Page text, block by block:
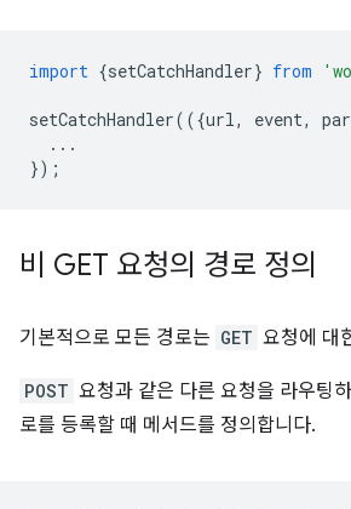
import {setCatchHandler} from
setCatchHandler(({url, event,
...
});
비 GET 요청의 경로 정의
기본적으로 모든 경로는 GET 요청에 대
POST 요청과 같은 다른 요청을 라우팅
로를 등록할 때 메서드를 정의합니다.